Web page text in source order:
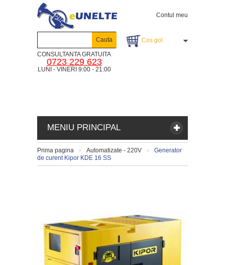
Contul meu
Cos gol
MENIU PRINCIPAL
CONSULTANTA GRATUITA
0723 229 623
LUNI - VINERI 9:00 - 21:00
Cauta
Prima pagina
>
Automatizate - 220V
Generator
de curent Kipor KDE 16 SS